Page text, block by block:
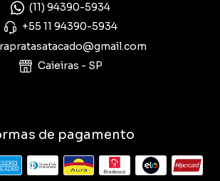
(11) 94390-5934
+55 11 94390-5934
Caieiras - SP
de pagamento